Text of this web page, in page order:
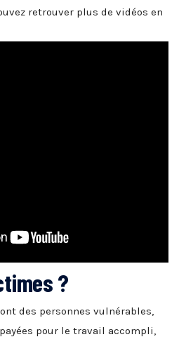
retrouver plus de vidéos en
?
des personnes vulnérables,
pour le travail accompli,